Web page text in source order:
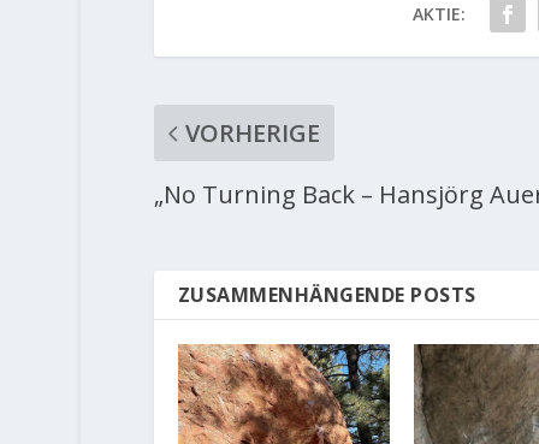
AKTIE:
VORHERIGE
„No Turning Back – Hansjörg
ZUSAMMENHÄNGENDE POSTS